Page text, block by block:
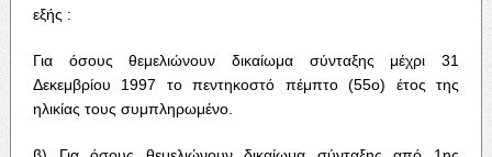
εξής :
Για όσους θεμελιώνουν δικαίωμα σύνταξης μέχρι 31
Δεκεμβρίου 1997 το πεντηκοστό πέμπτο (55ο) έτος της
ηλικίας τους συμπληρωμένο.